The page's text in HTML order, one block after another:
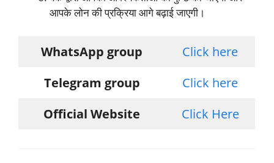
आपके लोन की प्रक्रिया आगे बढ़ाई जाएगी।
WhatsApp group
Click here
Telegram group
Click here
Official Website
Click Here